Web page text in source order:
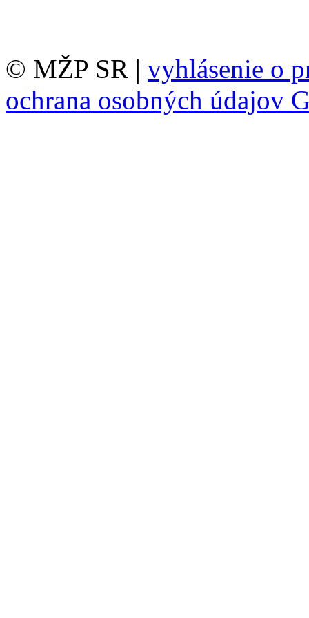
© MŽP SR | vyhlásenie o
ochrana osobných údajov